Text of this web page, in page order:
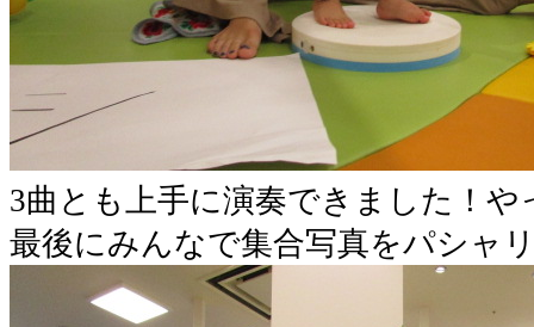
3曲とも上手に演奏できました！や
最後にみんなで集合写真をパシャ